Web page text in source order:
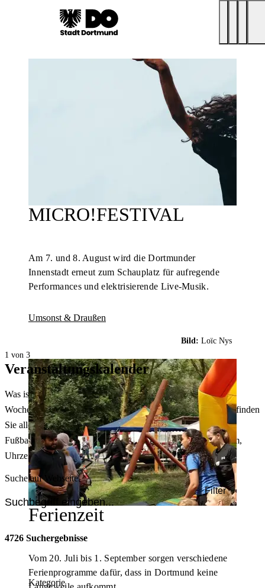
MICRO!FESTIVAL
Am 7. und 8. August wird die Dortmunder
Innenstadt erneut zum Schauplatz für aufregende
Performances und elektrisierende Live-Musik.
Umsonst & Draußen
Bild: Loïc Nys
Ferienzeit
Vom 20. Juli bis 1. September sorgen verschiedene
Ferienprogramme dafür, dass in Dortmund keine
1 von 3
Veranstaltungskalender
Was ist heute in Dortmund los? Welche Konzerte gibt es am
Wochenende? Im größten Veranstaltungskalender Dortmunds finden
Sie alle Events – von der Stadt- oder Museumsführung übers
Fußballspiel bis zum Flohmarkt. Sie können dabei nach Datum,
Uhrzeit, Ort oder Art der Veranstaltung auswählen. Viel Spaß!
Suche auf Webseite
Filter
4726 Suchergebnisse
Kategorie